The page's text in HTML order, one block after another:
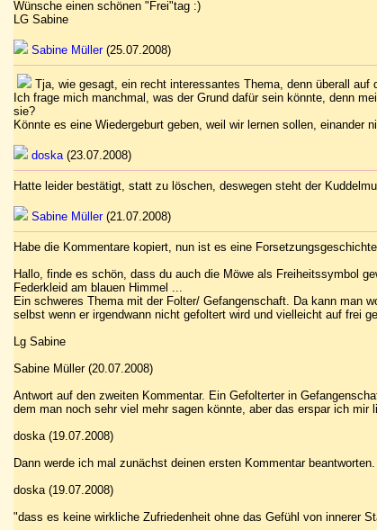
Wünsche einen schönen "Frei"tag :)
LG Sabine
Sabine Müller(25.07.2008)
Tja, wie gesagt, ein recht interessantes Thema, denn überall
Ich frage mich manchmal, was der Grund dafür sein könnte, denn
sie?
Könnte es eine Wiedergeburt geben, weil wir lernen sollen,
doska(23.07.2008)
Hatte leider bestätigt, statt zu löschen, deswegen steht der
Sabine Müller(21.07.2008)
Habe die Kommentare kopiert, nun ist es eine
Hallo, finde es schön, dass du auch die Möwe als Freiheitssymbol
Federkleid am blauen Himmel ...
Ein schweres Thema mit der Folter/ Gefangenschaft. Da kann man
selbst wenn er irgendwann nicht gefoltert wird und vielleicht auf frei
Lg Sabine
Sabine Müller (20.07.2008)
Antwort auf den zweiten Kommentar. Ein Gefolterter in
dem man noch sehr viel mehr sagen könnte, aber das erspar ich mir
doska (19.07.2008)
Dann werde ich mal zunächst deinen ersten Kommentar
doska (19.07.2008)
"dass es keine wirkliche Zufriedenheit ohne das Gefühl von innerer